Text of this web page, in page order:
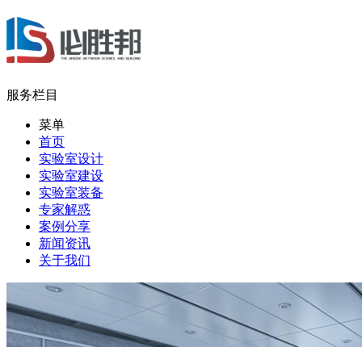
服务栏目
菜单
首页
实验室设计
实验室建设
实验室装备
专家解惑
案例分享
新闻资讯
关于我们